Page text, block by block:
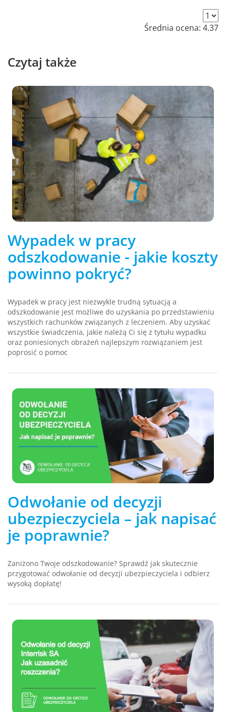
Średnia ocena: 4.37
Czytaj także
Wypadek w pracy
odszkodowanie - jakie koszty
powinno pokryć?
Wypadek w pracy jest niezwykle trudną sytuacją a
odszkodowanie jest możliwe do uzyskania po przedstawieniu
wszystkich rachunków związanych z leczeniem. Aby uzyskać
wszystkie świadczenia, jakie należą Ci się z tytułu wypadku
oraz poniesionych obrażeń najlepszym rozwiązaniem jest
poprosić o pomoc
Odwołanie od decyzji
ubezpieczyciela – jak napisać
je poprawnie?
Zaniżono Twoje odszkodowanie? Sprawdź jak skutecznie
przygotować odwołanie od decyzji ubezpieczyciela i odbierz
wysoką dopłatę!